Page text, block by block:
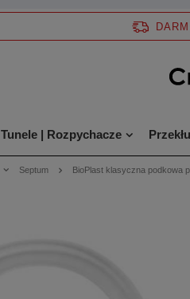
Tunele | Rozpychacze
Septum BioPlast klasyczna podkowa